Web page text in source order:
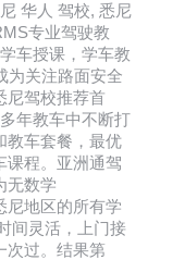
华人 驾校, 悉尼
专业驾驶教
车授课，学车教
为关注路面安全
尼驾校推荐首
年教车中不断打
教车套餐，最优
课程。亚洲通驾
无数学
尼地区的所有学
间灵活，上门接
次过。结果第